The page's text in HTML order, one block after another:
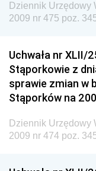
Dziennik
Drogowego
Dziennik
Dziennik
Społecznej
Dziennik
i Gospodarki
Dziennik Urzędowy
2009 nr 475 poz.
Uchwała nr XLII/
Stąporkowie z
sprawie zmian w
Stąporków na
Dziennik Urzędowy
2009 nr 474 poz.